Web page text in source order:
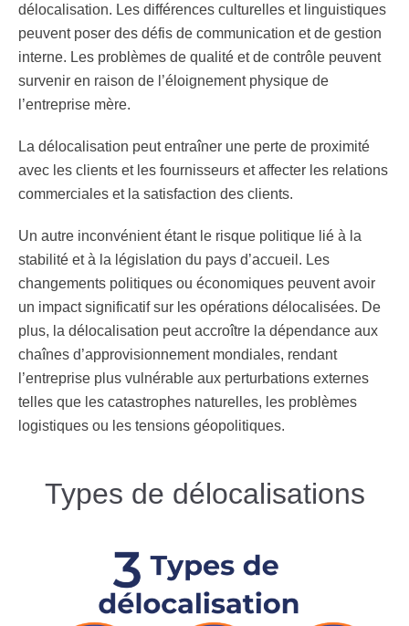
délocalisation. Les différences culturelles et linguistiques
peuvent poser des défis de communication et de gestion
interne. Les problèmes de qualité et de contrôle peuvent
survenir en raison de l’éloignement physique de
l’entreprise mère.
La délocalisation peut entraîner une perte de proximité
avec les clients et les fournisseurs et affecter les relations
commerciales et la satisfaction des clients.
Un autre inconvénient étant le risque politique lié à la
stabilité et à la législation du pays d’accueil. Les
changements politiques ou économiques peuvent avoir
un impact significatif sur les opérations délocalisées. De
plus, la délocalisation peut accroître la dépendance aux
chaînes d’approvisionnement mondiales, rendant
l’entreprise plus vulnérable aux perturbations externes
telles que les catastrophes naturelles, les problèmes
logistiques ou les tensions géopolitiques.
Types de délocalisations